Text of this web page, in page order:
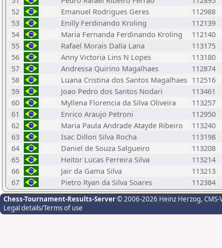
52
Emanuel Rodrigues Geres
112988
53
Enilly Ferdinando Kroling
112139
54
Maria Fernanda Ferdinando Kroling
112140
55
Rafael Morais Dalla Lana
113175
56
Anny Victoria Lins N Lopes
113180
57
Andressa Quirino Magalhaes
112874
58
Luana Cristina dos Santos Magalhaes 112516
59
Joao Pedro dos Santos Nodari
113461
60
Myllena Florencia da Silva Oliveira
113257
61
Enrico Araujo Petroni
112950
62
Maria Paula Andrade Atayde Ribeiro
113240
63
Isac Dillon Silva Rocha
113198
64
Daniel de Souza Salgueiro
113208
65
Heitor Lucas Ferreira Silva
113214
66
Jair da Gama Silva
113213
67
Pietro Ryan da Silva Soares 112384
Chess-Tournament-Results-Server© 2006-2026 Heinz Herzog,
Legal details/Terms of use